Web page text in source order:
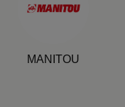
MANITOU